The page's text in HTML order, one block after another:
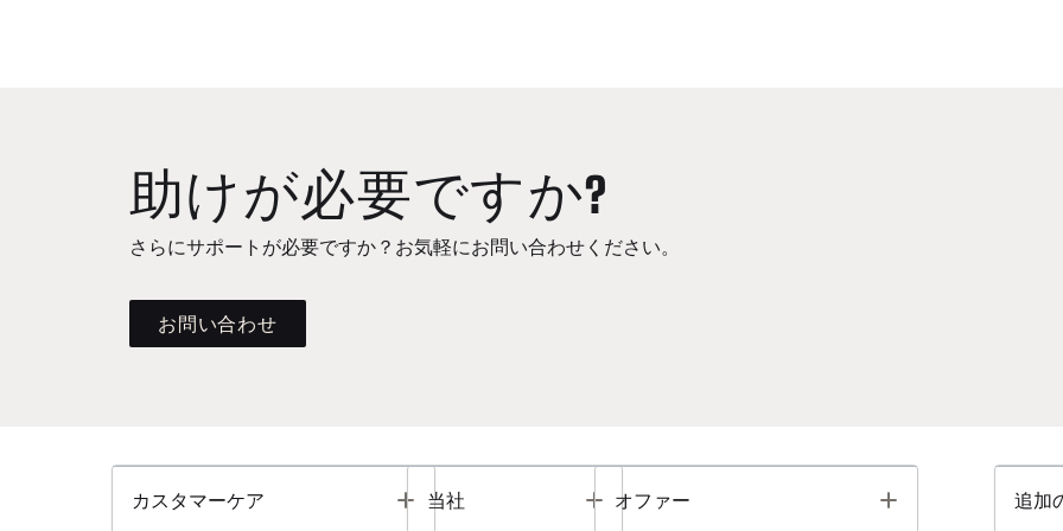
助けが必要ですか?
さらにサポートが必要ですか？お気軽にお問い合わせください。
お問い合わせ
カスタマーケア Toggle
当社 Toggle
オファー Toggle 追加